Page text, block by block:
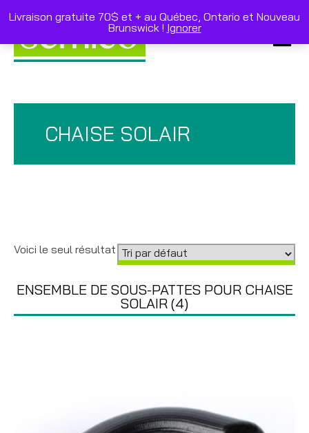
to
CHAISE SOLAIR
Voici le seul résultat
ENSEMBLE DE SOUS-PATTES POUR CHAISE
SOLAIR (4)
Livraison gratuite 70$ et + au Québec, Ontario et Nouveau
Brunswick ! Ignorer